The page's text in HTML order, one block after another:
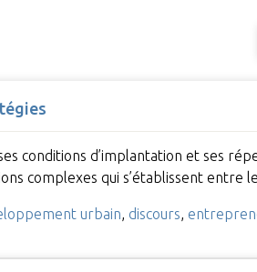
conditions d’implantation et ses
complexes qui s’établissent entre
urbain discours